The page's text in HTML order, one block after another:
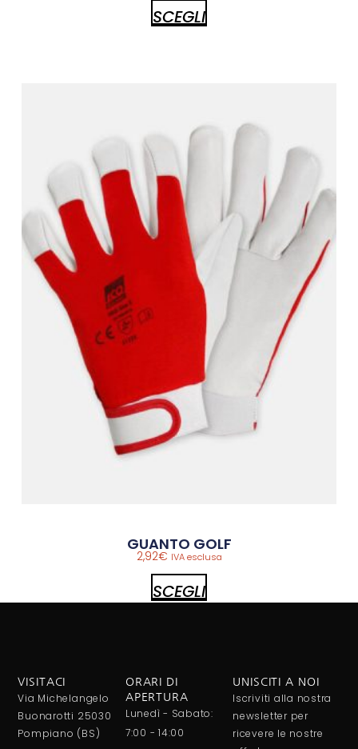
SCEGLI
GUANTO GOLF
2,92€ IVA esclusa
SCEGLI
VISITACI
Via Michelangelo
Buonarotti 25030
Pompiano (BS)
ORARI DI
APERTURA
Lunedì - Sabato:
7:00 - 14:00
UNISCITI A NOI
Iscriviti alla nostra
newsletter per
ricevere le nostre